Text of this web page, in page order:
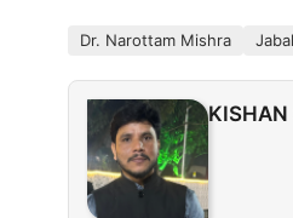
Dr. Narottam Mishra
KISHAN